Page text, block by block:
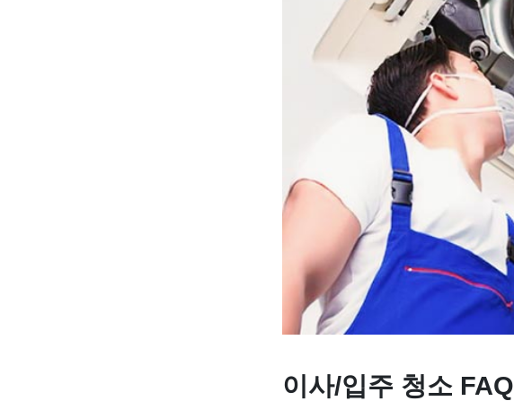
이사/입주 청소 FAQ